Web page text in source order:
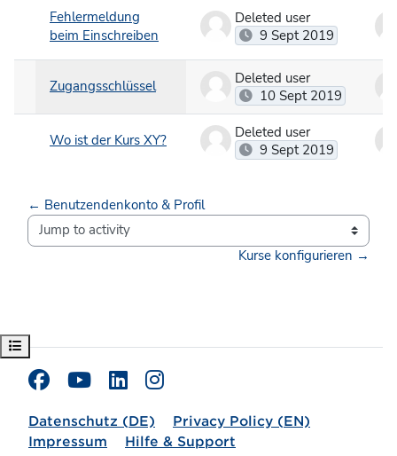
Open course index
Fehlermeldung
beim Einschreiben
Deleted user
9 Sept 2019
Zugangsschlüssel
Deleted user
10 Sept 2019
Wo ist der Kurs XY?
Deleted user
9 Sept 2019
← Benutzendenkonto & Profil
Jump to activity
Kurse konfigurieren →
Datenschutz (DE)
Privacy Policy (EN)
Impressum
Hilfe & Support